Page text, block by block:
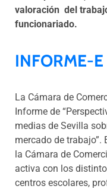
valoración del
funcionariado.
INFORME-
La Cámara de
Informe de
medias de Sevilla
mercado de trabajo”.
la Cámara de
activa con los
centros escolares,